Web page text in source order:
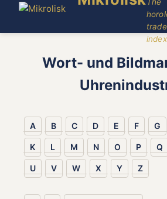
index
Wort- und
A B C D E F G
K L M N O P Q
U V W X Y Z